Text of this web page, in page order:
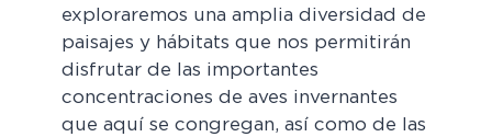
exploraremos una amplia diversidad de
paisajes y hábitats que nos permitirán
disfrutar de las importantes
concentraciones de aves invernantes
que aquí se congregan, así como de las